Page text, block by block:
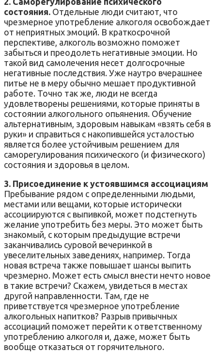
состояния. Отдельные люди считают, что
чрезмерное употребление алкоголя освобождает
от неприятных эмоций. В краткосрочной
перспективе, алкоголь возможно поможет
забыться и преодолеть негативные эмоции. Но
такой вид самолечения несет долгосрочные
негативные последствия. Уже наутро вчерашнее
питье не в меру обычно мешает продуктивной
работе. Точно так же, люди не всегда
удовлетворены решениями, которые приняты в
состоянии алкогольного опьянения. Обучение
альтернативным, здоровым навыкам «взять себя в
руки» и справиться с накопившейся усталостью
является более устойчивым решением для
саморегулирования психического (и физического)
состояния и здоровья в целом.
3. Присоединение к устоявшимся ассоциациям
Пребывание рядом с определенными людьми,
местами или вещами, которые исторически
ассоциируются с выпивкой, может подстегнуть
желание употребить без меры. Это может быть
знакомый, с которым предыдущие встречи
заканчивались суровой вечеринкой в
увеселительных заведениях, например. Тогда
новая встреча также повышает шансы выпить
чрезмерно. Может есть смысл внести нечто новое
в такие встречи? Скажем, увидеться в местах
другой направленности. Там, где не
приветствуется чрезмерное употребление
алкогольных напитков? Разрыв привычных
ассоциаций поможет перейти к ответственному
употреблению алкоголя и, даже, может быть
вообще отказаться от горячительного.